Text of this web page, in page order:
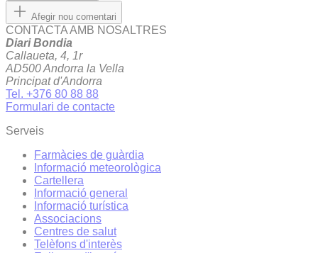
Afegir nou comentari
CONTACTA AMB NOSALTRES
Diari Bondia
Callaueta, 4, 1r
AD500 Andorra la Vella
Principat d'Andorra
Tel. +376 80 88 88
Formulari de contacte
Serveis
Farmàcies de guàrdia
Informació meteorològica
Cartellera
Informació general
Informació turística
Associacions
Centres de salut
Telèfons d'interès